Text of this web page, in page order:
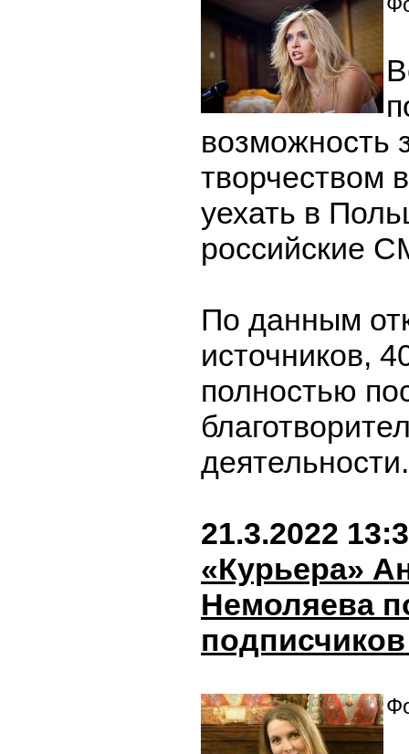
возможность
творчеством
уехать в
российские
По данным
источников,
полностью
21.3.2022
«Курьера»
Немоляева